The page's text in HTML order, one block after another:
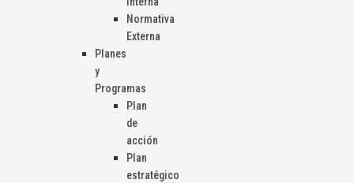
Normativa
Externa
Planes
y
Programas
Plan
de
acción
Plan
estratégico